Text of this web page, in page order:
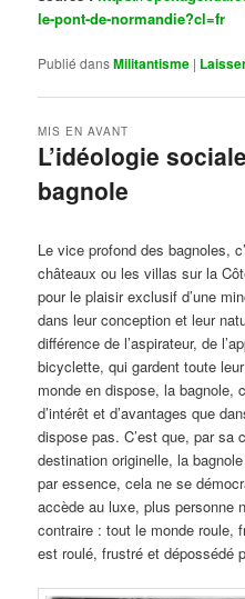
le-pont-de-normandie?cl=fr
Publié dansMilitantisme |
L’idéologie
bagnole
MIS EN AVANT
Le vice profond des bagnoles,
châteaux ou les villas sur la
pour le plaisir exclusif d’une
dans leur conception et leur
différence de l’aspirateur, de
bicyclette, qui gardent toute
monde en dispose, la bagnole,
d’intérêt et d’avantages que
dispose pas. C’est que, par sa
destination originelle, la
par essence, cela ne se
accède au luxe, plus personne
contraire : tout le monde roule,
est roulé, frustré et dépossédé